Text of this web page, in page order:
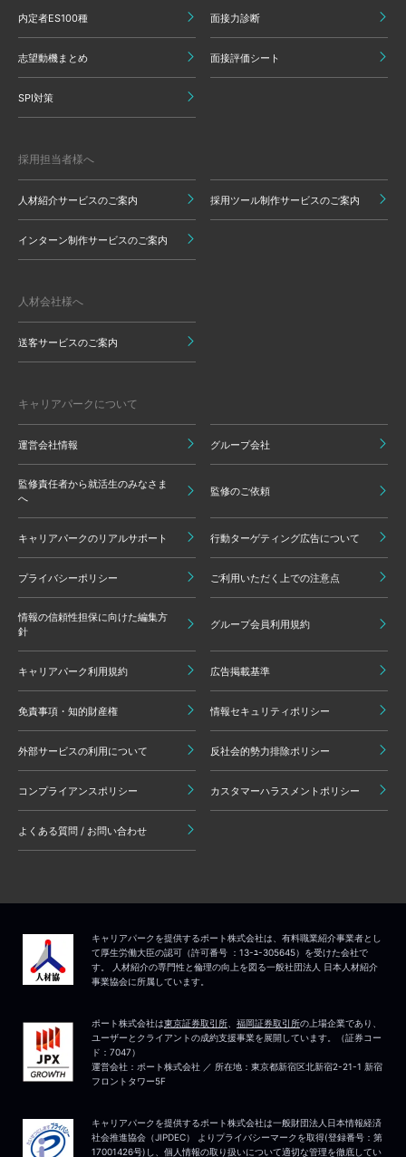
内定者ES100種 面接力診断
志望動機まとめ 面接評価シート
SPI対策
採用担当者様へ
人材紹介サービスのご案内 採用ツール制作サービスのご案内
インターン制作サービスのご案内
人材会社様へ
送客サービスのご案内
キャリアパークについて
運営会社情報 グループ会社
監修責任者から就活生のみなさま
へ
監修のご依頼
キャリアパークのリアルサポート 行動ターゲティング広告について
プライバシーポリシー ご利用いただく上での注意点
情報の信頼性担保に向けた編集方
針
グループ会員利用規約
キャリアパーク利用規約 広告掲載基準
免責事項・知的財産権 情報セキュリティポリシー
外部サービスの利用について 反社会的勢力排除ポリシー
コンプライアンスポリシー カスタマーハラスメントポリシー
よくある質問 / お問い合わせ